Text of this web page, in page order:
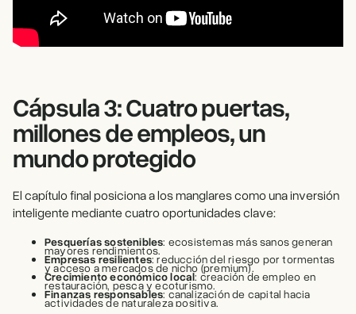
Cápsula 3: Cuatro puertas,
millones de empleos, un
mundo protegido
El capítulo final posiciona a los manglares como una inversión
inteligente mediante cuatro oportunidades clave:
Pesquerías sostenibles: ecosistemas más sanos generan
mayores rendimientos.
Empresas resilientes: reducción del riesgo por tormentas
y acceso a mercados de nicho (premium).
Crecimiento económico local: creación de empleo en
restauración, pesca y ecoturismo.
Finanzas responsables: canalización de capital hacia
actividades de naturaleza positiva.